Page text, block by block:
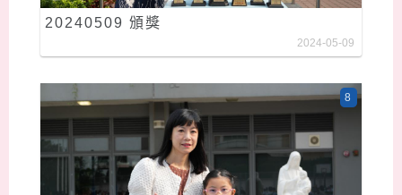
20240509 頒獎
2024-05-09
8